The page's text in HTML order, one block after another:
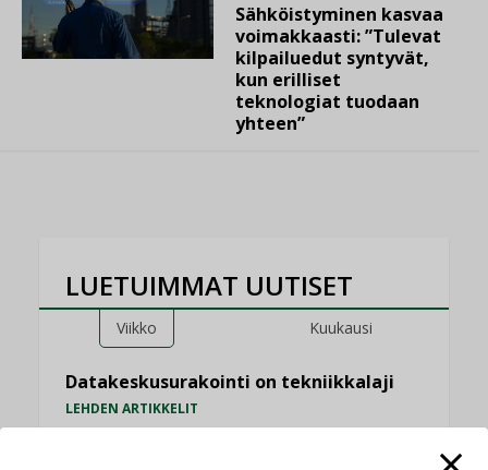
Sähköistyminen kasvaa
voimakkaasti: ”Tulevat
kilpailuedut syntyvät,
kun erilliset
teknologiat tuodaan
yhteen”
LUETUIMMAT UUTISET
Viikko Kuukausi
Datakeskusurakointi on tekniikkalaji
LEHDEN ARTIKKELIT